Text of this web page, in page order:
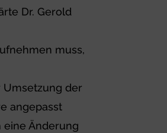
Dr. Gerold
muss,
Umsetzung der
angepasst
Änderung